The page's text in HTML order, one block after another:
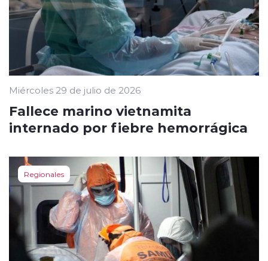
Miércoles 29 de julio de 2026
Fallece marino vietnamita
internado por fiebre hemorrágica
Regionales